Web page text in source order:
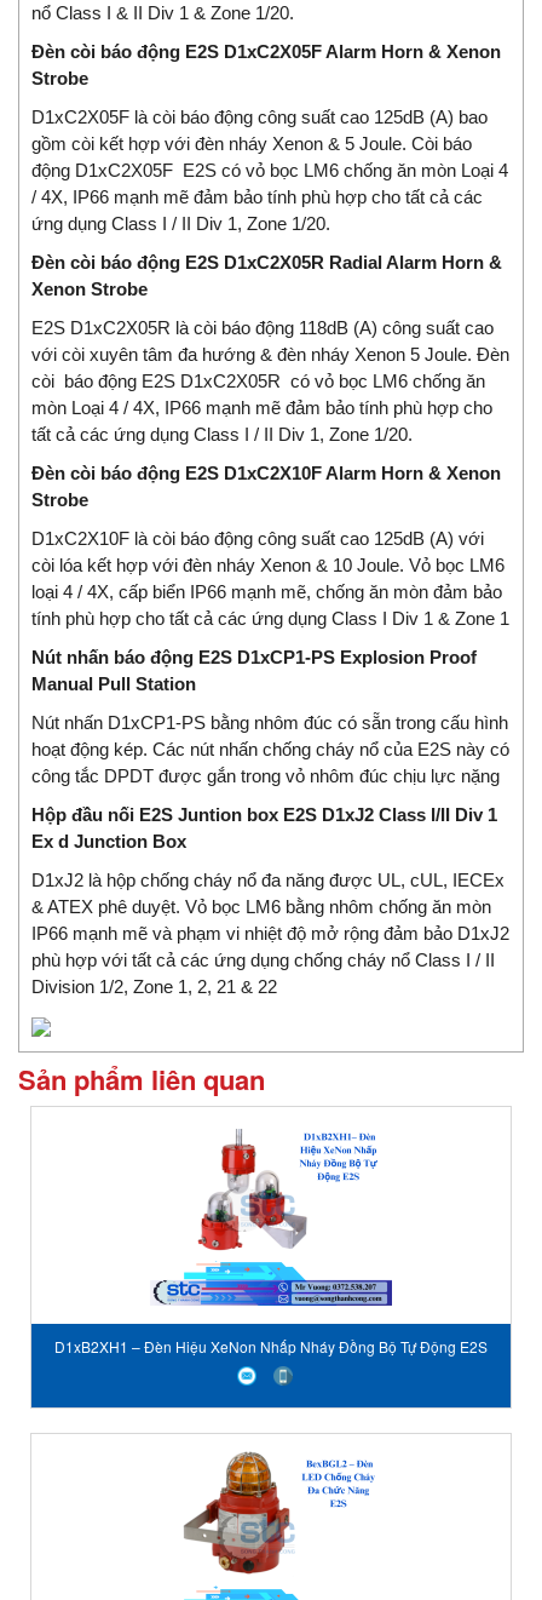
nổ Class I & II Div 1 & Zone 1/20.
Đèn còi báo động E2S D1xC2X05F Alarm Horn & Xenon
Strobe
D1xC2X05F là còi báo động công suất cao 125dB (A) bao
gồm còi kết hợp với đèn nháy Xenon & 5 Joule. Còi báo
động D1xC2X05F E2S có vỏ bọc LM6 chống ăn mòn Loại 4
/ 4X, IP66 mạnh mẽ đảm bảo tính phù hợp cho tất cả các
ứng dụng Class I / II Div 1, Zone 1/20.
Đèn còi báo động E2S D1xC2X05R Radial Alarm Horn &
Xenon Strobe
E2S D1xC2X05R là còi báo động 118dB (A) công suất cao
với còi xuyên tâm đa hướng & đèn nháy Xenon 5 Joule. Đèn
còi báo động E2S D1xC2X05R có vỏ bọc LM6 chống ăn
mòn Loại 4 / 4X, IP66 mạnh mẽ đảm bảo tính phù hợp cho
tất cả các ứng dụng Class I / II Div 1, Zone 1/20.
Đèn còi báo động E2S D1xC2X10F Alarm Horn & Xenon
Strobe
D1xC2X10F là còi báo động công suất cao 125dB (A) với
còi lóa kết hợp với đèn nháy Xenon & 10 Joule. Vỏ bọc LM6
loại 4 / 4X, cấp biển IP66 mạnh mẽ, chống ăn mòn đảm bảo
tính phù hợp cho tất cả các ứng dụng Class I Div 1 & Zone 1
Nút nhấn báo động E2S D1xCP1-PS Explosion Proof
Manual Pull Station
Nút nhấn D1xCP1-PS bằng nhôm đúc có sẵn trong cấu hình
hoạt động kép. Các nút nhấn chống cháy nổ của E2S này có
công tắc DPDT được gắn trong vỏ nhôm đúc chịu lực nặng
Hộp đầu nối E2S Juntion box E2S D1xJ2 Class I/II Div 1
Ex d Junction Box
D1xJ2 là hộp chống cháy nổ đa năng được UL, cUL, IECEx
& ATEX phê duyệt. Vỏ bọc LM6 bằng nhôm chống ăn mòn
IP66 mạnh mẽ và phạm vi nhiệt độ mở rộng đảm bảo D1xJ2
phù hợp với tất cả các ứng dụng chống cháy nổ Class I / II
Division 1/2, Zone 1, 2, 21 & 22
Sản phẩm liên quan
D1xB2XH1 – Đèn Hiệu XeNon Nhấp Nháy Đồng Bộ Tự Động E2S